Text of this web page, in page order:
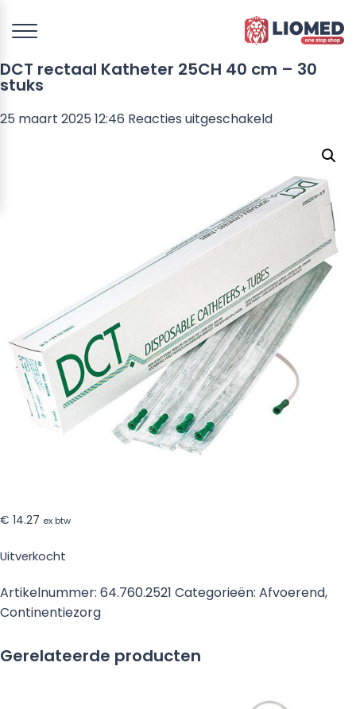
DCT rectaal Katheter 25CH 40 cm – 30
stuks
25 maart 2025 12:46 Reacties uitgeschakeldvoor
Katheter
25CH
40
30
stuks
€ 14.27 ex btw
Uitverkocht
Artikelnummer: 64.760.2521 Categorieën: Afvoerend,
Continentiezorg
Gerelateerde producten